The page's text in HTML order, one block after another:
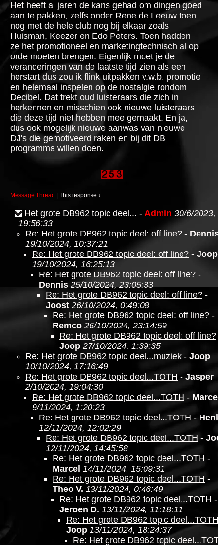
Het heeft al jaren de kans gehad om dingen goed
aan te pakken, zelfs onder Rene de Leeuw toen
nog met de hele club nog bij elkaar zoals
Huisman, Keezer en Edo Peters. Toen hadden
ze het promotioneel en marketingtechnisch al op
orde moeten brengen. Eigenlijk moet je de
veranderingen van de laatste tijd zien als een
herstart dus zou ik flink uitpakken v.w.b. promotie
en helemaal inspelen op de nostalgie rondom
Decibel. Dat trekt oud luisteraars die zich in
herkennen en misschien ook nieuwe luisteraars
die deze tijd niet hebben mee gemaakt. En ja,
dus ook mogelijk nieuwe aanwas van nieuwe
DJ's die gemotiveerd raken en bij dit DB
programma willen doen.
Message Thread This response ↓
Het grote DB962 topic deel... - Admin 30/6/2023,
19:56:33
Re: Het grote DB962 topic deel: off line? -
19/10/2024, 10:37:21
Re: Het grote DB962 topic deel: off line? - Joop
19/10/2024, 16:25:13
Re: Het grote DB962 topic deel: off line? -
Dennis 25/10/2024, 23:05:33
Re: Het grote DB962 topic deel: off line? -
Joost 26/10/2024, 0:49:08
Re: Het grote DB962 topic deel: off line? -
Remco 26/10/2024, 23:14:59
Re: Het grote DB962 topic deel: off line?
Joop 27/10/2024, 1:39:35
Re: Het grote DB962 topic deel...muziek - Joop
10/10/2024, 17:16:49
Re: Het grote DB962 topic deel...TOTH - Jasper
2/10/2024, 19:04:30
Re: Het grote DB962 topic deel...TOTH -
9/11/2024, 1:20:23
Re: Het grote DB962 topic deel...TOTH -
12/11/2024, 12:02:29
Re: Het grote DB962 topic deel...TOTH -
12/11/2024, 14:45:58
Re: Het grote DB962 topic deel...TOTH -
Marcel 14/11/2024, 15:09:31
Re: Het grote DB962 topic deel...TOTH -
Theo V. 13/11/2024, 0:46:49
Re: Het grote DB962 topic deel...TOTH -
Jeroen D. 13/11/2024, 11:18:11
Re: Het grote DB962 topic deel...TOTH
Joop 13/11/2024, 18:24:37
Re: Het grote DB962 topic